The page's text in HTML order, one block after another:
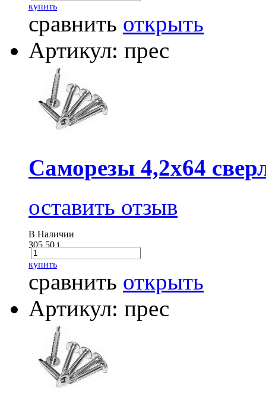
купить
сравнить открыть
Артикул: прес
Саморезы 4,2х64
оставить отзыв
В Наличии
305.50i
купить
сравнить открыть
Артикул: прес